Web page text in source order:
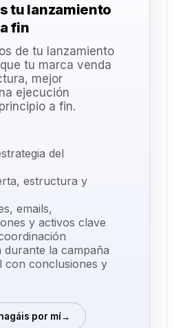
tu lanzamiento
fin
de tu lanzamiento
tu marca venda
mejor
ejecución
a fin.
del
estructura y
emails,
y activos clave
durante la campaña
con conclusiones y
por mí→